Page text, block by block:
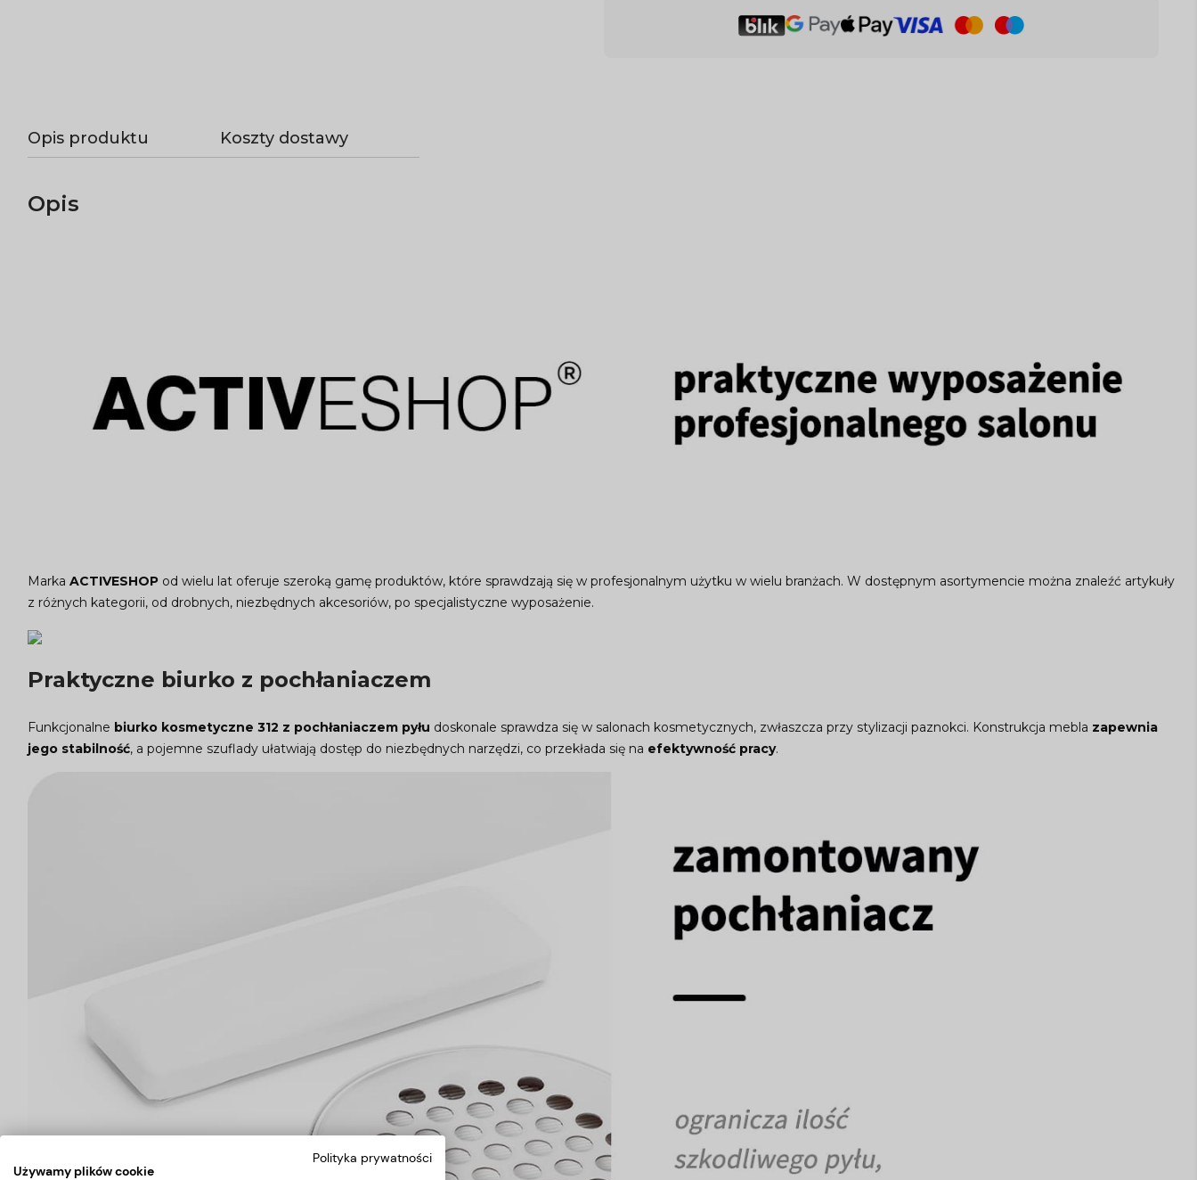
Opis produktu Koszty dostawy
Opis
Marka ACTIVESHOP od wielu lat oferuje szeroką gamę produktów, które sprawdzają się w profesjonalnym użytku w wielu branżach. W dostępnym asortymencie można znaleźć artykuły
z różnych kategorii, od drobnych, niezbędnych akcesoriów, po specjalistyczne wyposażenie.
Praktyczne biurko z pochłaniaczem
Funkcjonalne biurko kosmetyczne 312 z pochłaniaczem pyłu doskonale sprawdza się w salonach kosmetycznych, zwłaszcza przy stylizacji paznokci. Konstrukcja mebla zapewnia
jego stabilność, a pojemne szuflady ułatwiają dostęp do niezbędnych narzędzi, co przekłada się na efektywność pracy.
Polityka prywatności
Używamy plików cookie